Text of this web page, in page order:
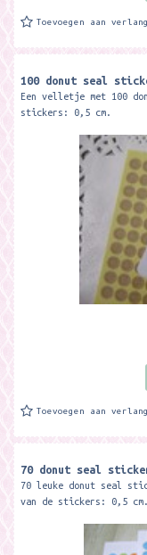
Toevoegen aan
100 donut seal
Een velletje met 100
stickers: 0,5 cm.
Toevoegen aan
70 donut seal
70 leuke donut seal
van de stickers: 0,5 cm.